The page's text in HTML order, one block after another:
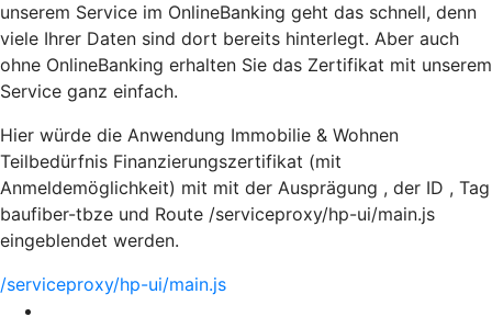
unserem Service im OnlineBanking geht das schnell, denn
viele Ihrer Daten sind dort bereits hinterlegt. Aber auch
ohne OnlineBanking erhalten Sie das Zertifikat mit unserem
Service ganz einfach.
Hier würde die Anwendung Immobilie & Wohnen
Teilbedürfnis Finanzierungszertifikat (mit
Anmeldemöglichkeit) mit mit der Ausprägung , der ID , Tag
baufiber-tbze und Route /serviceproxy/hp-ui/main.js
eingeblendet werden.
/serviceproxy/hp-ui/main.js